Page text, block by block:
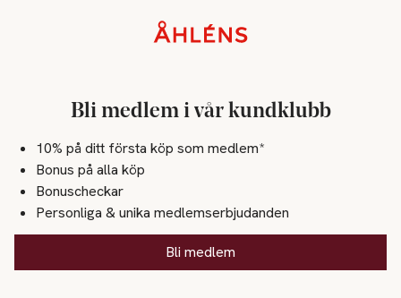
Bli medlem i vår kundklubb
10% på ditt första köp som medlem*
Bonus på alla köp
Bonuscheckar
Personliga & unika medlemserbjudanden
Bli medlem